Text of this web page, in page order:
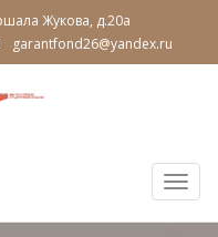
Жукова, д.20а
garantfond26@yandex.ru